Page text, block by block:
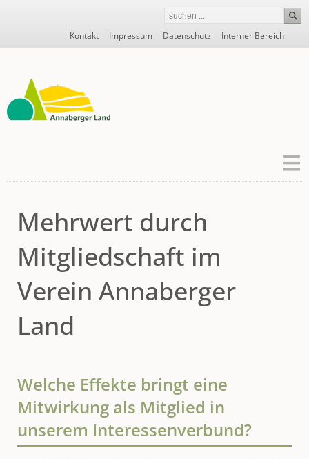
Navigation
überspringen
Kontakt Impressum Datenschutz Interner Bereich
Mehrwert durch
Mitgliedschaft im
Verein Annaberger
Land
Welche Effekte bringt eine
Mitwirkung als Mitglied in
unserem Interessenverbund?